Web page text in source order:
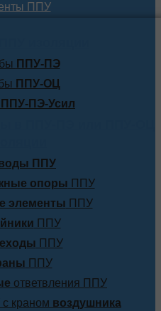
ППУ
ППУ-ПЭ
ППУ-ОЦ
ППУ-ПЭ-Усил
ППУ
опоры ППУ
элементы ППУ
ППУ
ППУ
ППУ
ответвления ППУ
краном воздушника